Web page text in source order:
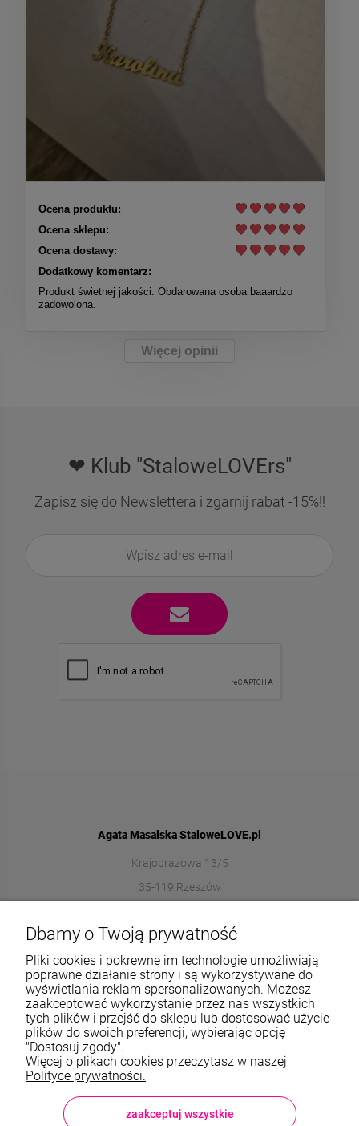
Ocena produktu:
Ocena sklepu:
Ocena dostawy:
Dodatkowy komentarz:
Produkt świetnej jakości. Obdarowana osoba baaardzo
zadowolona.
Więcej opinii
❤ Klub "StaloweLOVErs"
Zapisz się do Newslettera i zgarnij rabat -15%!!
Agata Masalska StaloweLOVE.pl
Krajobrazowa 13/5
35-119 Rzeszów
572989669
Informacje
O nas
TWOJE KONTO
Sklep: StaloweLOVE, Krajobrazowa 13/5, 35-119 Rzeszów, woj.
podkarpackie, NIP: 8133612433, tel.:572 989 669
sklep@stalowelove.com.pl
Dbamy o Twoją prywatność
Pliki cookies i pokrewne im technologie umożliwiają
poprawne działanie strony i są wykorzystywane do
wyświetlania reklam spersonalizowanych. Możesz
zaakceptować wykorzystanie przez nas wszystkich
tych plików i przejść do sklepu lub dostosować użycie
plików do swoich preferencji, wybierając opcję
"Dostosuj zgody".
Więcej o plikach cookies przeczytasz w naszej
Polityce prywatności.
zaakceptuj wszystkie